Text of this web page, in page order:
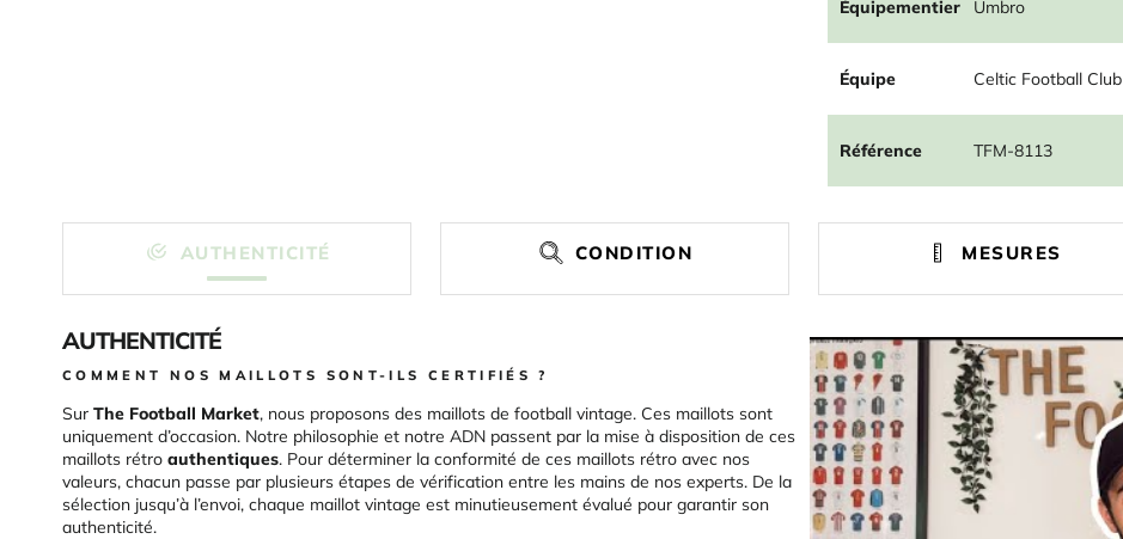
Équipementier Umbro
Équipe Celtic Football Club
Référence TFM-8113
AUTHENTICITÉ CONDITION MESURES
AUTHENTICITÉ
COMMENT NOS MAILLOTS SONT-ILS CERTIFIÉS ?
Sur The Football Market, nous proposons des maillots de football vintage. Ces maillots sont
uniquement d’occasion. Notre philosophie et notre ADN passent par la mise à disposition de ces
maillots rétro authentiques. Pour déterminer la conformité de ces maillots rétro avec nos
valeurs, chacun passe par plusieurs étapes de vérification entre les mains de nos experts. De la
sélection jusqu’à l’envoi, chaque maillot vintage est minutieusement évalué pour garantir son
authenticité.